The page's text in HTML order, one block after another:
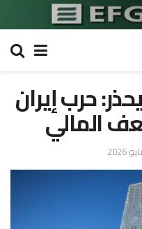
حرب إيران
المالي